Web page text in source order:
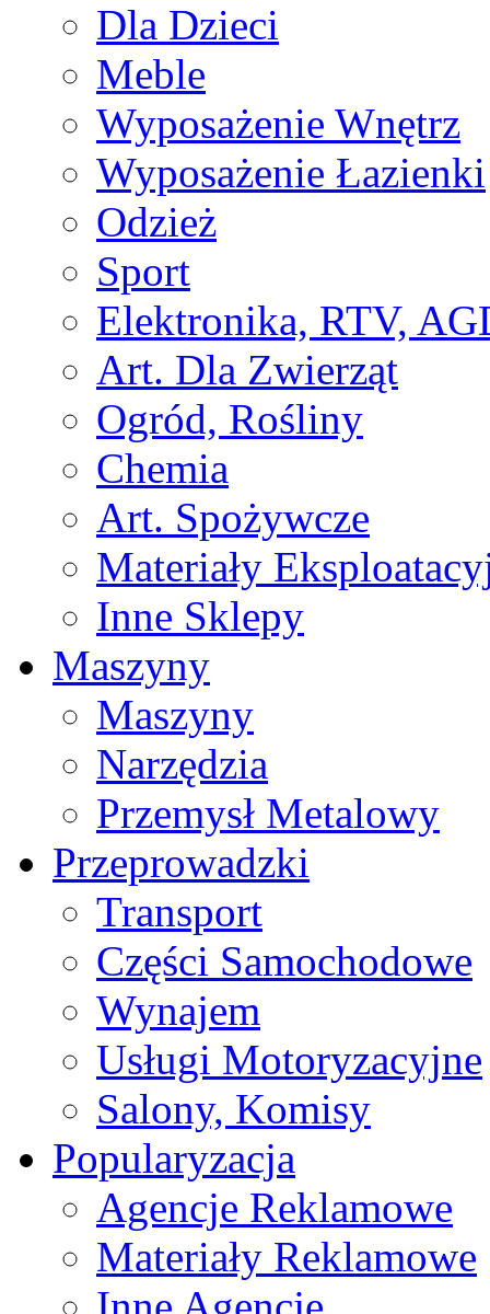
Dla Dzieci
Meble
Wyposażenie Wnętrz
Wyposażenie Łazienki
Odzież
Sport
Elektronika, RTV,
Art. Dla Zwierząt
Ogród, Rośliny
Chemia
Art. Spożywcze
Materiały
Inne Sklepy
Maszyny
Maszyny
Narzędzia
Przemysł Metalowy
Przeprowadzki
Transport
Części Samochodowe
Wynajem
Usługi Motoryzacyjne
Salony, Komisy
Popularyzacja
Agencje Reklamowe
Materiały Reklamowe